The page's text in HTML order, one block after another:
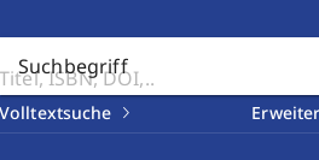
Suchbegriff
Volltextsuche